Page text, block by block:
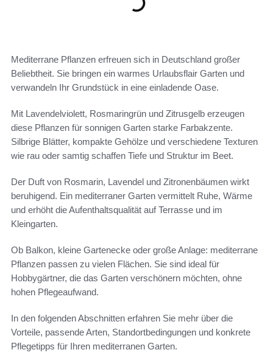
Mediterrane Pflanzen erfreuen sich in Deutschland großer
Beliebtheit. Sie bringen ein warmes Urlaubsflair Garten und
verwandeln Ihr Grundstück in eine einladende Oase.
Mit Lavendelviolett, Rosmaringrün und Zitrusgelb erzeugen
diese Pflanzen für sonnigen Garten starke Farbakzente.
Silbrige Blätter, kompakte Gehölze und verschiedene Texturen
wie rau oder samtig schaffen Tiefe und Struktur im Beet.
Der Duft von Rosmarin, Lavendel und Zitronenbäumen wirkt
beruhigend. Ein mediterraner Garten vermittelt Ruhe, Wärme
und erhöht die Aufenthaltsqualität auf Terrasse und im
Kleingarten.
Ob Balkon, kleine Gartenecke oder große Anlage: mediterrane
Pflanzen passen zu vielen Flächen. Sie sind ideal für
Hobbygärtner, die das Garten verschönern möchten, ohne
hohen Pflegeaufwand.
In den folgenden Abschnitten erfahren Sie mehr über die
Vorteile, passende Arten, Standortbedingungen und konkrete
Pflegetipps für Ihren mediterranen Garten.